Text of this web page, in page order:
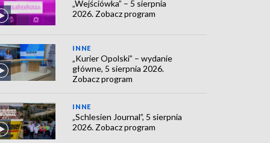
„Wejściówka” – 5 sierpnia
2026. Zobacz program
INNE
„Kurier Opolski” – wydanie
główne, 5 sierpnia 2026.
Zobacz program
INNE
„Schlesien Journal”, 5 sierpnia
2026. Zobacz program